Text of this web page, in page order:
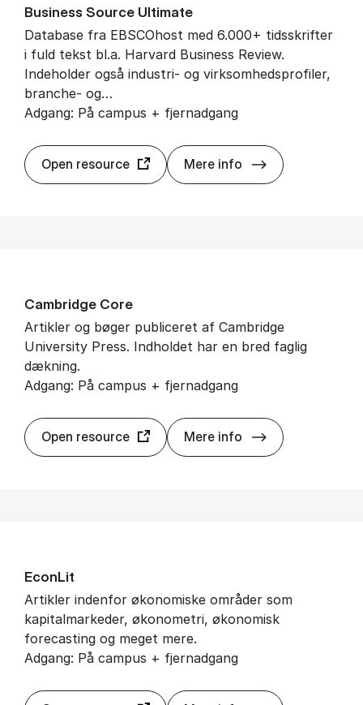
Bu­si­ness Sour­ce Ul­ti­ma­te
Database fra EBSCOhost med 6.000+ tidsskrifter
i fuld tekst bl.a. Harvard Business Review.
Indeholder også industri- og virksomhedsprofiler,
branche- og…
Adgang: På campus + fjernadgang
Open resource Mere info Bu­si­ness
Cam­brid­ge Core
Artikler og bøger publiceret af Cambridge
University Press. Indholdet har en bred faglig
dækning.
Adgang: På campus + fjernadgang
Open resource Mere info Cam­brid­ge
Econ­Lit
Artikler indenfor økonomiske områder som
kapitalmarkeder, økonometri, økonomisk
forecasting og meget mere.
Adgang: På campus + fjernadgang